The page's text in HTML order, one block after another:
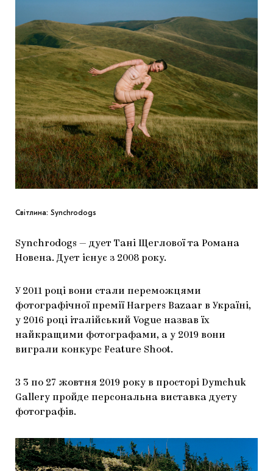
Світлина: Synchrodogs
Synchrodogs — дует Тані Щеглової та Романа
Новена. Дует існує з 2008 року.
У 2011 році вони стали переможцями
фотографічної премії Harpers Bazaar в Україні,
у 2016 році італійський Vogue назвав їх
найкращими фотографами, а у 2019 вони
виграли конкурс Feature Shoot.
З 3 по 27 жовтня 2019 року в просторі Dymchuk
Gallery пройде персональна виставка дуету
фотографів.